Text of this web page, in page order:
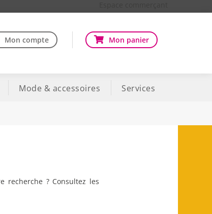
Mon compte Mon panier
Mode & accessoires Services
recherche ? Consultez les